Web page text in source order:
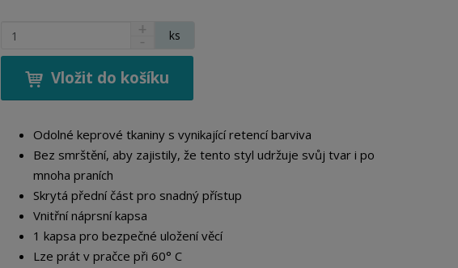
i
N
v
ý
t
m
n
ž
s
t
v
í
n
í
m
n
ž
s
t
v
í
ks
Vložit do košíku
Odolné keprové tkaniny s vynikající retencí barviva
Bez smrštění, aby zajistily, že tento styl udržuje svůj tvar i po
mnoha praních
Skrytá přední část pro snadný přístup
Vnitřní náprsní kapsa
1 kapsa pro bezpečné uložení věcí
Lze prát v pračce při 60° C